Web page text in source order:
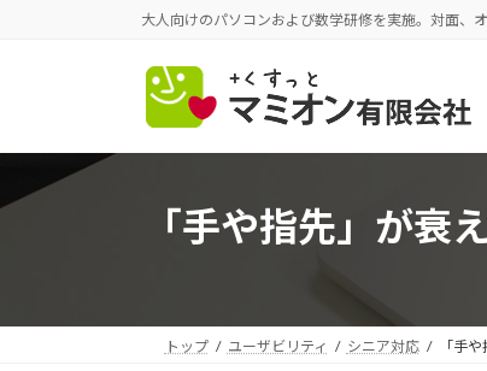
へ
キ
ョ
に
大人向けのパソコンおよび数学研修を実施。対面、
「手や指先」が衰
トップ ユーザビリティ シニア対応 「手